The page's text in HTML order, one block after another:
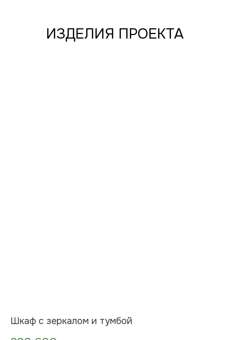
ИЗДЕЛИЯ ПРОЕКТА
Шкаф с зеркалом и тумбой